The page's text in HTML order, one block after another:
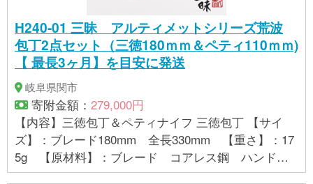
H240-01 三昧 アルティメットシリーズ荒波
包丁2点セット（三徳180ｍｍ＆ペティ110ｍｍ)
【 最長3ヶ月】を目安に発送
岐阜県関市
寄附金額： 279,000円
【内容】三徳包丁＆ペティナイフ 三徳包丁 【サイ
ズ】：ブレード180mm 全長330mm 【重さ】：17
5g 【原材料】：ブレード コアレス鋼 ハンド
ル 赤合板 ペティナイフ 【サイズ】：ブレード110